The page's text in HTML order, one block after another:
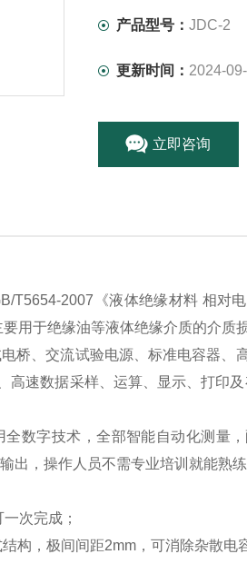
产品型号： JDC-2
更新时间： 2024-
立即咨询
T5654-2007《液体绝缘材料 相对
用于绝缘油等液体绝缘介质的介质
桥、交流试验电源、标准电容器、
高速数据采样、运算、显示、打印
全数字技术，全部智能自动化测量
出，操作人员不需专业培训就能熟练
次完成；
构，极间间距2mm，可消除杂散电